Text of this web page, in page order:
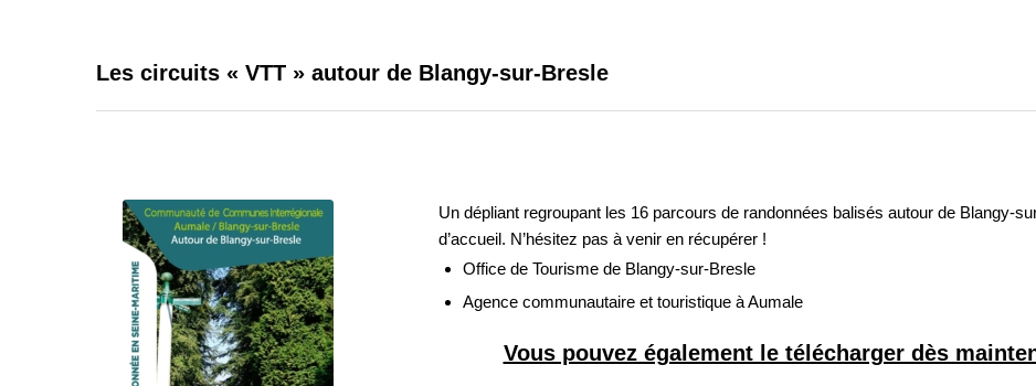
Les circuits « VTT » autour de Blangy-sur-Bresle
Un dépliant regroupant les 16 parcours de randonnées balisés autour de Blangy-
d’accueil. N’hésitez pas à venir en récupérer !
Office de Tourisme de Blangy-sur-Bresle
Agence communautaire et touristique à Aumale
Vous pouvez également le télécharger dès